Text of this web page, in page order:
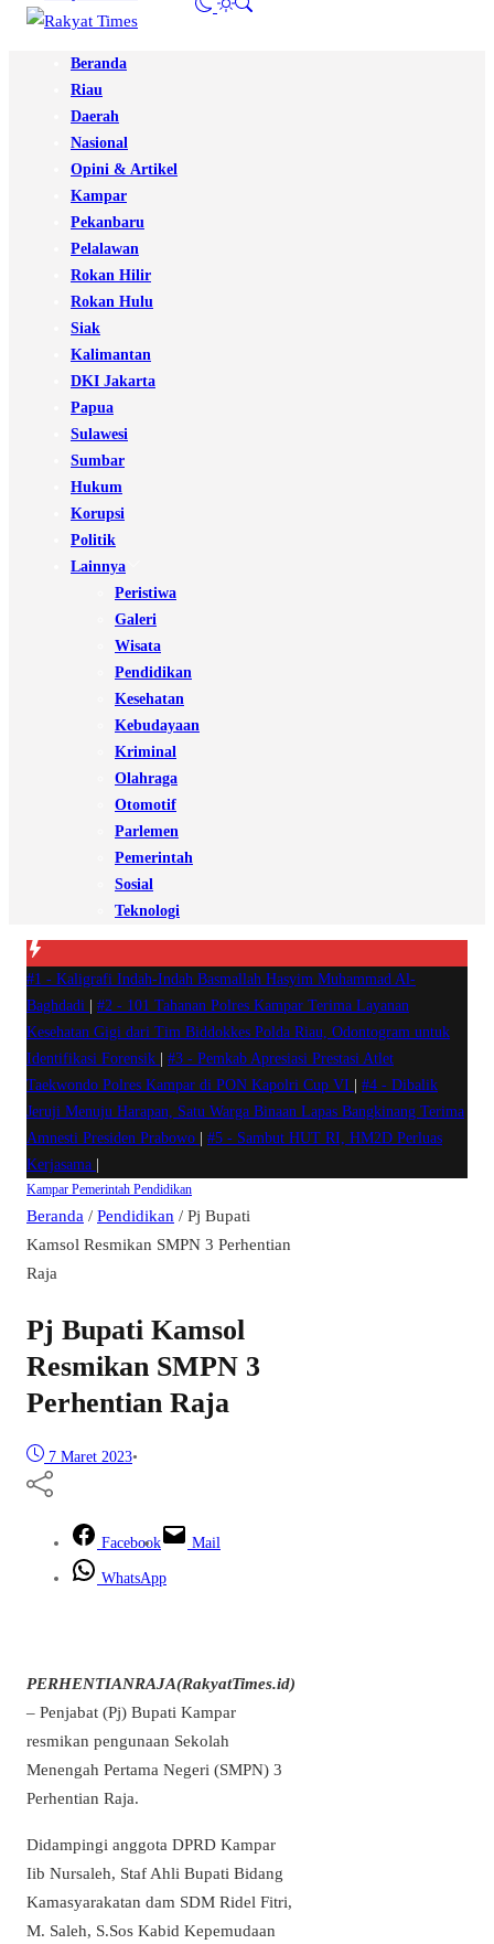
Beranda
Riau
Daerah
Nasional
Opini & Artikel
Kampar
Pekanbaru
Pelalawan
Rokan Hilir
Rokan Hulu
Siak
Kalimantan
DKI Jakarta
Papua
Sulawesi
Sumbar
Hukum
Korupsi
Politik
Lainnya
Peristiwa
Galeri
Wisata
Pendidikan
Kesehatan
Kebudayaan
Kriminal
Olahraga
Otomotif
Parlemen
Pemerintah
Sosial
Teknologi
#1 - Kaligrafi Indah-Indah Basmallah Hasyim Muhammad Al-
Baghdadi
#2 - 101 Tahanan Polres Kampar Terima Layanan
Kesehatan Gigi dari Tim Biddokkes Polda Riau, Odontogram untuk
Identifikasi Forensik
#3 - Pemkab Apresiasi Prestasi Atlet
Taekwondo Polres Kampar di PON Kapolri Cup VI
#4 - Dibalik
Jeruji Menuju Harapan, Satu Warga Binaan Lapas Bangkinang Terima
Amnesti Presiden Prabowo
#5 - Sambut HUT RI, HM2D Perluas
Kerjasama
Kampar Pemerintah Pendidikan
Beranda / Pendidikan / Pj Bupati
Kamsol Resmikan SMPN 3 Perhentian
Raja
Pj Bupati Kamsol
Resmikan SMPN 3
Perhentian Raja
7 Maret 2023•
Facebook Mail
WhatsApp
PERHENTIANRAJA(RakyatTimes.id)
– Penjabat (Pj) Bupati Kampar
resmikan pengunaan Sekolah
Menengah Pertama Negeri (SMPN) 3
Perhentian Raja.
Didampingi anggota DPRD Kampar
Iib Nursaleh, Staf Ahli Bupati Bidang
Kamasyarakatan dam SDM Ridel Fitri,
M. Saleh, S.Sos Kabid Kepemudaan